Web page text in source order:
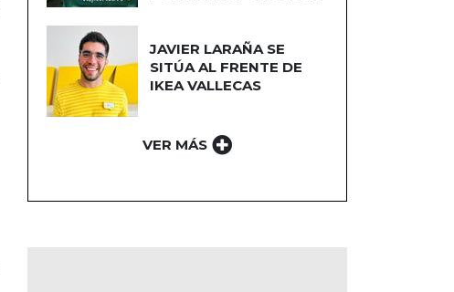
JAVIER LARAÑA SE
SITÚA AL FRENTE DE
IKEA VALLECAS
VER MÁS